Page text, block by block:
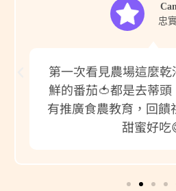
第一次看見農場這麼
鮮的番茄🍅都是去蒂
有推廣食農教育，回
甜蜜好吃
忠